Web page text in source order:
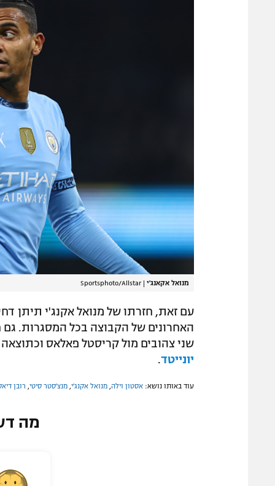
מנואל אקאנג'י |
Sportsphoto/Allstar
עם זאת, חזרתו של מנואל אקנג'י תיתן
האחרונים של הקבוצה בכל המסגרות. גם
שני צהובים מול קריסטל פאלאס
יונייטד.
עוד באותו נושא: אסטון וילה מנואל אקנג'י מנצ'סטר סיטי רובן
מה